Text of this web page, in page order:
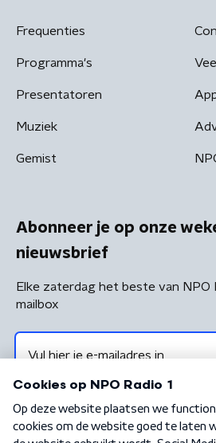
Frequenties
Programma's
Presentatoren
Muziek
Gemist
Abonneer je op onze
nieuwsbrief
Elke zaterdag het beste van NPO
mailbox